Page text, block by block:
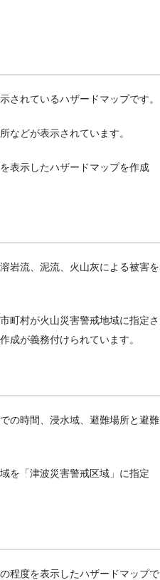
されているハザードマップです。
などが表示されています。
表示したハザードマップを作成
岩流、泥流、火山灰による被害を
町村が火山災害警戒地域に指定さ
成が義務付けられています。
の時間、浸水域、避難場所と避難
を「津波災害警戒区域」に指定
程度を表示したハザードマップで